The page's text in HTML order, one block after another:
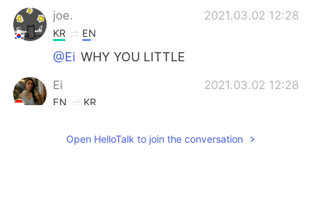
joe. 2021.03.02 12:28
KR EN
@Ei WHY YOU LITTLE
Ei 2021.03.02 12:28
EN KR
Open HelloTalk to join the conversation